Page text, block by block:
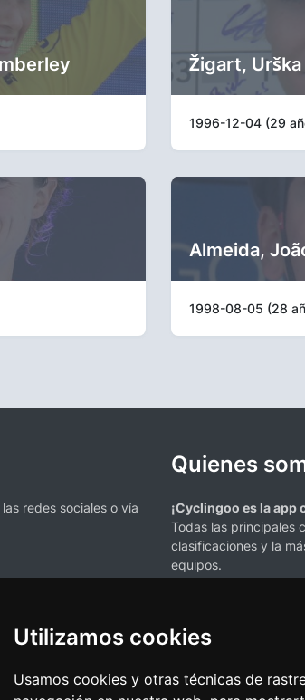
Utilizamos cookies
Usamos cookies y otras técnicas de
Žigart, Urška
1996-12-04 (29
Almeida,
1998-08-05 (28
redes sociales o vía
Quienes
¡Cyclingoo es la app
Todas las principales
clasificaciones y la
equipos.